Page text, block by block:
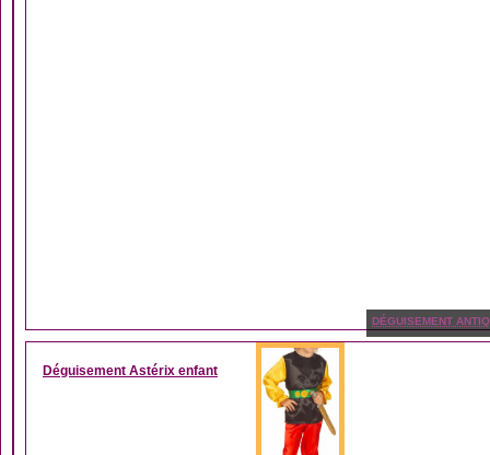
DÉGUISEMENT
Déguisement Astérix enfant